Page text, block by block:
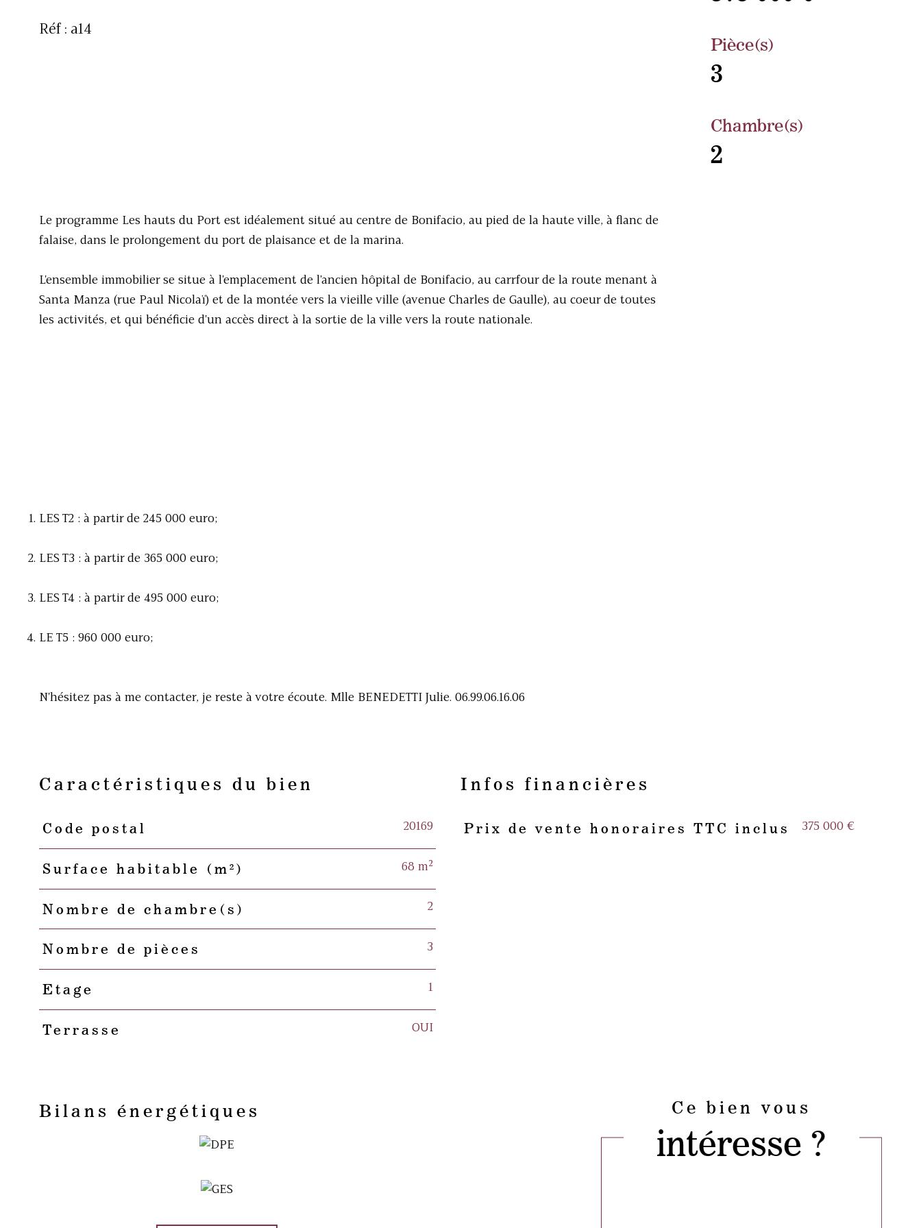
Réf : a14
Le programme Les hauts du Port est idéalement situé au centre de Bonifacio, au pied de la haute ville, à flanc de
falaise, dans le prolongement du port de plaisance et de la marina.
L'ensemble immobilier se situe à l'emplacement de l'ancien hôpital de Bonifacio, au carrfour de la route menant à
Santa Manza (rue Paul Nicolaï) et de la montée vers la vieille ville (avenue Charles de Gaulle), au coeur de toutes
les activités, et qui bénéficie d'un accès direct à la sortie de la ville vers la route nationale.
LES T2 : à partir de 245 000 euro;
LES T3 : à partir de 365 000 euro;
LES T4 : à partir de 495 000 euro;
LE T5 : 960 000 euro;
N'hésitez pas à me contacter, je reste à votre écoute. Mlle BENEDETTI Julie. 06.99.06.16.06
Pièce(s)
3
Chambre(s)
2
Caractéristiques du bien
Caractéristiques Valeurs
Code postal 20169
Surface habitable (m²) 68 m²
Nombre de chambre(s) 2
Nombre de pièces 3
Etage 1
Terrasse OUI
Infos financières
Caractéristiques Valeurs
Prix de vente honoraires TTC inclus 375 000 €
Bilans énergétiques Ce bien vous
intéresse ?